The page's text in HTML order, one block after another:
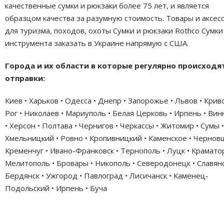
качественные сумки и рюкзаки более 75 лет, и является
образцом качества за разумную стоимость. Товары и
для туризма, походов, охоты Сумки и рюкзаки Rothco
инструмента заказать в Украине напрямую с США.
Города и их области в которые регулярно
отправки:
Киев • Харьков • Одесса • Днепр • Запорожье • Львов •
Рог • Николаев • Мариуполь • Белая Церковь • Ирпень •
• Херсон • Полтава • Чернигов • Черкассы • Житомир • Сумы •
Хмельницкий • Ровно • Кропивницкий • Каменское •
Кременчуг • Ивано-Франковск • Тернополь • Луцк •
Мелитополь • Бровары • Никополь • Северодонецк •
Бердянск • Ужгород • Павлоград • Лисичанск • Каменец-
Подольский • Ирпень • Буча